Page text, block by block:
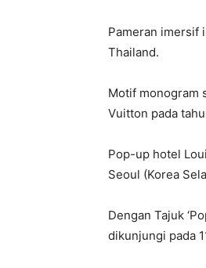
Pameran imersif
Thailand.
Motif monogram
Vuitton pada
Pop-up hotel
Seoul (Korea
Dengan Tajuk
dikunjungi pada